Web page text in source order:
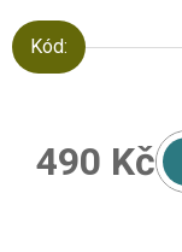
Kód:
490 Kč